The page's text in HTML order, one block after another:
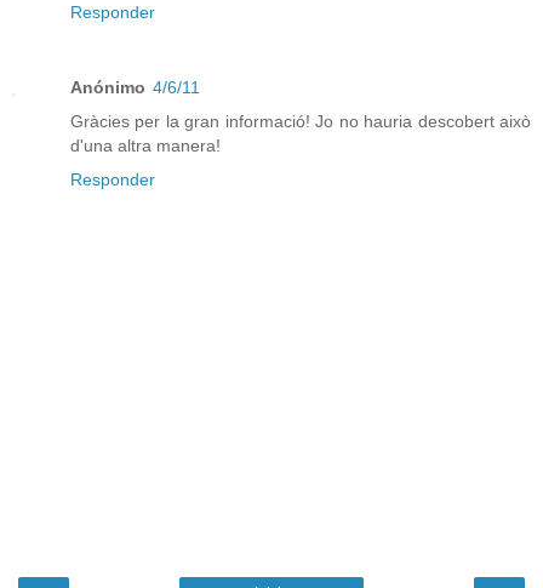
Responder
Anónimo 4/6/11
Gràcies per la gran informació! Jo no hauria descobert això
d'una altra manera!
Responder